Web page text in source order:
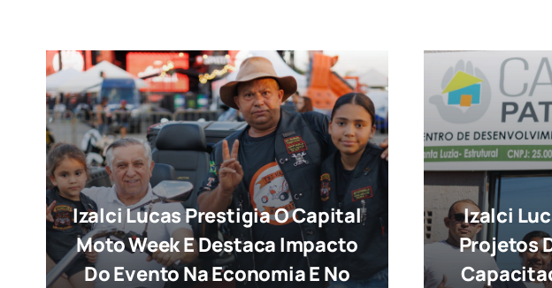
Izalci Lucas Prestigia O Capital
Moto Week E Destaca Impacto
Do Evento Na Economia E No
Izalci
Projetos